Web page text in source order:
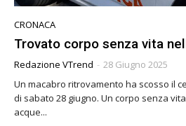
CRONACA
Trovato corpo senza vita
Redazione VTrend - 28 Giugno 2025
Un macabro ritrovamento ha scosso il
di sabato 28 giugno. Un corpo senza
acque...